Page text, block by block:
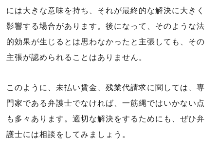
には大きな意味を持ち、それが最終的な解決に大きく
影響する場合があります。後になって、そのような法
的効果が生じるとは思わなかったと主張しても、その
主張が認められることはありません。
このように、未払い賃金、残業代請求に関しては、専
門家である弁護士でなければ、一筋縄ではいかない点
も多々あります。適切な解決をするためにも、ぜひ弁
護士には相談をしてみましょう。